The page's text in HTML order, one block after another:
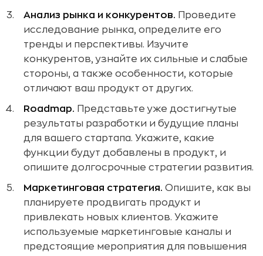
Анализ рынка и конкурентов. Проведите
исследование рынка, определите его
тренды и перспективы. Изучите
конкурентов, узнайте их сильные и слабые
стороны, а также особенности, которые
отличают ваш продукт от других.
Roadmap. Представьте уже достигнутые
результаты разработки и будущие планы
для вашего стартапа. Укажите, какие
функции будут добавлены в продукт, и
опишите долгосрочные стратегии развития.
Маркетинговая стратегия. Опишите, как вы
планируете продвигать продукт и
привлекать новых клиентов. Укажите
используемые маркетинговые каналы и
предстоящие мероприятия для повышения